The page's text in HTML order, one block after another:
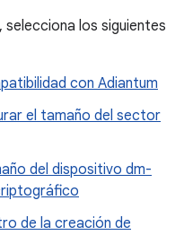
los siguientes
con Adiantum
el tamaño del sector
del dispositivo dm-
de la creación de